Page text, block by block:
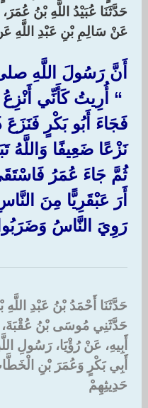
حَدَّثَنَا عُبَيْدُ اللَّهِ بْنُ
عَنْ سَالِمِ بْنِ عَبْدِ اللَّهِ
أَنَّ رَسُولَ اللَّهِ
“‏ أُرِيتُ كَأَنِّي
فَجَاءَ أَبُو بَكْرٍ فَنَزَعَ
نَزْعًا ضَعِيفًا وَاللَّهُ
ثُمَّ جَاءَ عُمَرُ
أَرَ عَبْقَرِيًّا مِنَ
رَوِيَ النَّاسُ
حَدَّثَنَا أَحْمَدُ بْنُ عَبْدِ
حَدَّثَنِي مُوسَى بْنُ عُقْبَةَ،
أَبِيهِ، عَنْ رُؤْيَا، رَسُولِ
أَبِي بَكْرٍ وَعُمَرَ بْنِ
حَدِيثِهِمْ